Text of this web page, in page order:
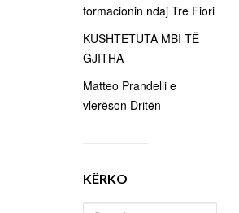
formacionin ndaj Tre Fiori
KUSHTETUTA MBI TË
GJITHA
Matteo Prandelli e
vlerëson Dritën
KËRKO